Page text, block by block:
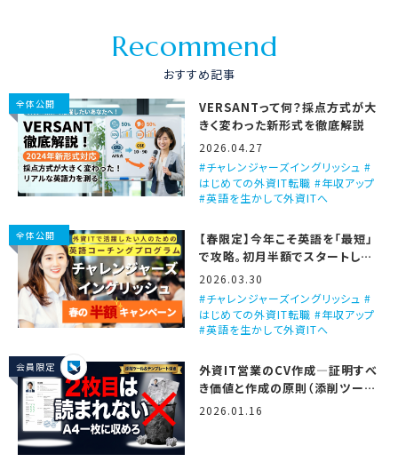
Recommend
おすすめ記事
全体公開
VERSANTって何？採点方式が大
きく変わった新形式を徹底解説
2026.04.27
チャレンジャーズイングリッシュ #
はじめての外資IT転職 #年収アップ
#英語を生かして外資ITへ
全体公開
【春限定】今年こそ英語を「最短」
で攻略。初月半額でスタートしま
せんか？
2026.03.30
チャレンジャーズイングリッシュ #
はじめての外資IT転職 #年収アップ
#英語を生かして外資ITへ
会員限定
外資IT営業のCV作成―証明すべ
き価値と作成の原則（添削ツール
＆テンプレート付き）
2026.01.16